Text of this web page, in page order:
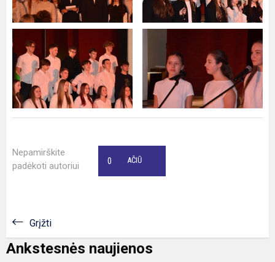
Nepamirškite
padėkoti autoriui
AČIŪ
0
Grįžti
Ankstesnės naujienos